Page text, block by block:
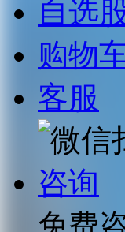
自选
购物
客服
咨询
免费